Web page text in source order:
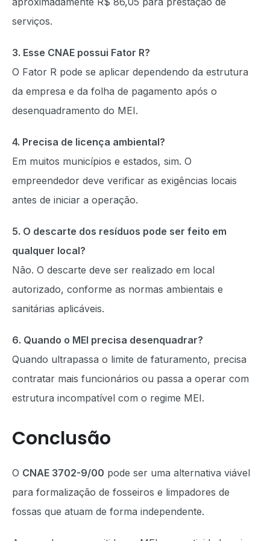
serviços.
3. Esse CNAE possui Fator R?
O Fator R pode se aplicar dependendo da estrutura
da empresa e da folha de pagamento após o
desenquadramento do MEI.
4. Precisa de licença ambiental?
Em muitos municípios e estados, sim. O
empreendedor deve verificar as exigências locais
antes de iniciar a operação.
5. O descarte dos resíduos pode ser feito em
qualquer local?
Não. O descarte deve ser realizado em local
autorizado, conforme as normas ambientais e
sanitárias aplicáveis.
6. Quando o MEI precisa desenquadrar?
Quando ultrapassa o limite de faturamento, precisa
contratar mais funcionários ou passa a operar com
estrutura incompatível com o regime MEI.
Conclusão
O CNAE 3702-9/00 pode ser uma alternativa viável
para formalização de fosseiros e limpadores de
fossas que atuam de forma independente.